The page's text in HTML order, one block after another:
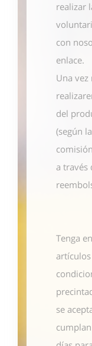
realizar
con
enlace.
Una
del
(según
a través
Tenga
se